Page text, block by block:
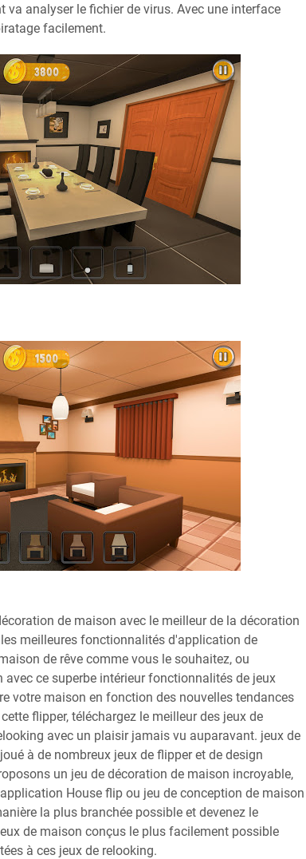
va analyser le fichier de virus. Avec une interface
facilement.
de maison avec le meilleur de la décoration
meilleures fonctionnalités d'application de
de rêve comme vous le souhaitez, ou
ce superbe intérieur fonctionnalités de jeux
votre maison en fonction des nouvelles tendances
flipper, téléchargez le meilleur des jeux de
avec un plaisir jamais vu auparavant. jeux de
à de nombreux jeux de flipper et de design
un jeu de décoration de maison incroyable,
House flip ou jeu de conception de maison
la plus branchée possible et devenez le
de maison conçus le plus facilement possible
à ces jeux de relooking.